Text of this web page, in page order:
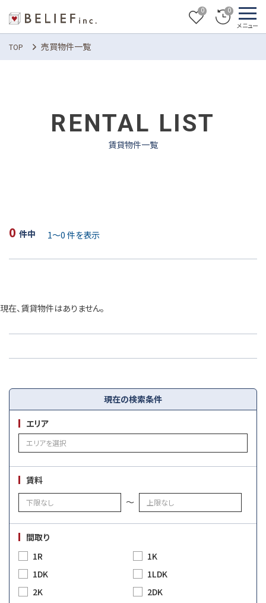
0 0
TOP 売買物件一覧
RENTAL LIST
賃貸物件一覧
0 1～0
現在、賃貸物件はありません。
現在の検索条件
エリア
賃料
～
間取り
1R
1K
1DK
1LDK
2K
2DK